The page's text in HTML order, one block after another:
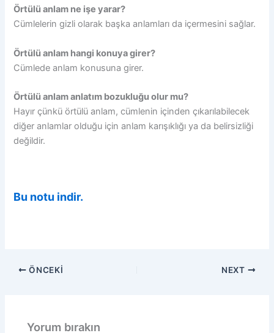
Örtülü anlam ne işe yarar?
Cümlelerin gizli olarak başka anlamları da içermesini sağlar.
Örtülü anlam hangi konuya girer?
Cümlede anlam konusuna girer.
Örtülü anlam anlatım bozukluğu olur mu?
Hayır çünkü örtülü anlam, cümlenin içinden çıkarılabilecek
diğer anlamlar olduğu için anlam karışıklığı ya da belirsizliği
değildir.
Bu notu indir.
ÖNCEKI NEXT
Yorum bırakın